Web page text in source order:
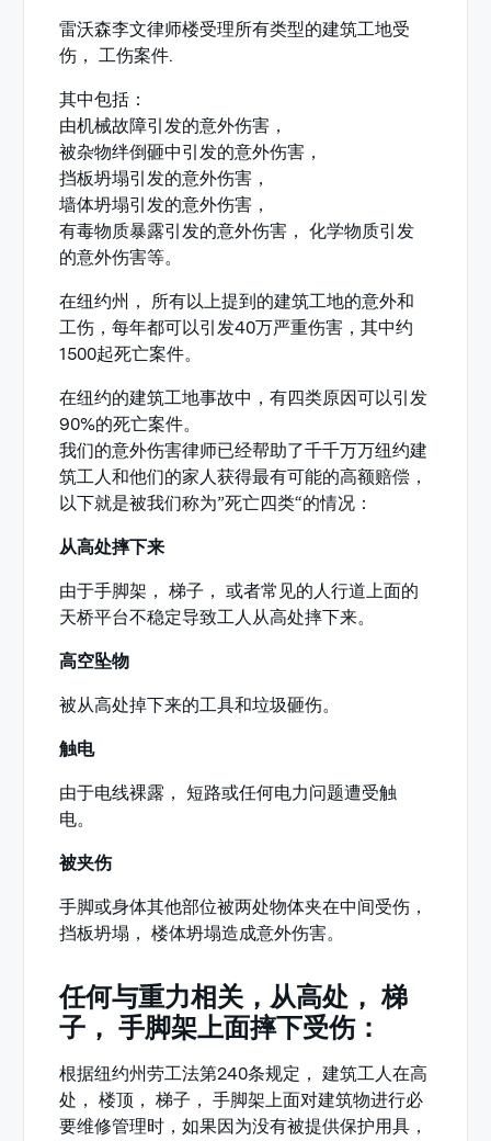
雷沃森李文律师楼受理所有类型的建筑工地受
伤， 工伤案件.
其中包括：
由机械故障引发的意外伤害，
被杂物绊倒砸中引发的意外伤害，
挡板坍塌引发的意外伤害，
墙体坍塌引发的意外伤害，
有毒物质暴露引发的意外伤害， 化学物质引发
的意外伤害等。
在纽约州， 所有以上提到的建筑工地的意外和
工伤，每年都可以引发40万严重伤害，其中约
1500起死亡案件。
在纽约的建筑工地事故中，有四类原因可以引发
90%的死亡案件。
我们的意外伤害律师已经帮助了千千万万纽约建
筑工人和他们的家人获得最有可能的高额赔偿，
以下就是被我们称为”死亡四类“的情况：
从高处摔下来
由于手脚架， 梯子， 或者常见的人行道上面的
天桥平台不稳定导致工人从高处摔下来。
高空坠物
被从高处掉下来的工具和垃圾砸伤。
触电
由于电线裸露， 短路或任何电力问题遭受触
电。
被夹伤
手脚或身体其他部位被两处物体夹在中间受伤，
挡板坍塌， 楼体坍塌造成意外伤害。
任何与重力相关，从高处， 梯
子， 手脚架上面摔下受伤：
根据纽约州劳工法第240条规定， 建筑工人在高
处， 楼顶， 梯子， 手脚架上面对建筑物进行必
要维修管理时，如果因为没有被提供保护用具，